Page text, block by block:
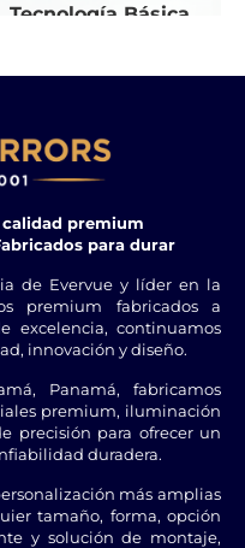
Tecnología Básica
menor eficiencia. La
iluminación suele ser
desigual y pueden
verse puntos LED
individuales.
calidad premium
para durar
de Evervue y líder en la
premium fabricados a
excelencia, continuamos
innovación y diseño.
Panamá, fabricamos
premium, iluminación
precisión para ofrecer un
duradera.
más amplias
tamaño, forma, opción
y solución de montaje,